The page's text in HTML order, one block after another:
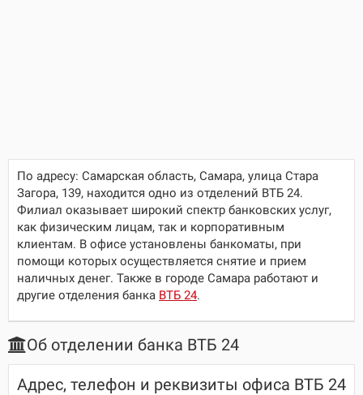
По адресу: Самарская область, Самара, улица Стара
Загора, 139, находится одно из отделений ВТБ 24.
Филиал оказывает широкий спектр банковских услуг,
как физическим лицам, так и корпоративным
клиентам. В офисе установлены банкоматы, при
помощи которых осуществляется снятие и прием
наличных денег. Также в городе Самара работают и
другие отделения банка ВТБ 24.
Об отделении банка ВТБ 24
Адрес, телефон и реквизиты офиса ВТБ 24